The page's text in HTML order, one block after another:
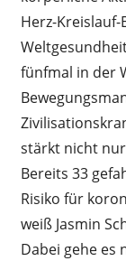
Herz-
fünfmal in der
stärkt nicht
Bereits 33
Risiko für
weiß Jasmin
Dabei gehe es